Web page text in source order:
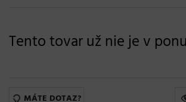
Tento tovar už nie je v
MÁTE DOTAZ?